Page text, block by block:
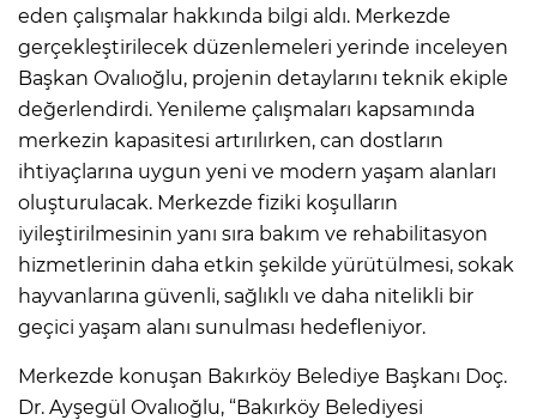
eden çalışmalar hakkında bilgi aldı. Merkezde
gerçekleştirilecek düzenlemeleri yerinde inceleyen
Başkan Ovalıoğlu, projenin detaylarını teknik ekiple
değerlendirdi. Yenileme çalışmaları kapsamında
merkezin kapasitesi artırılırken, can dostların
ihtiyaçlarına uygun yeni ve modern yaşam alanları
oluşturulacak. Merkezde fiziki koşulların
iyileştirilmesinin yanı sıra bakım ve rehabilitasyon
hizmetlerinin daha etkin şekilde yürütülmesi, sokak
hayvanlarına güvenli, sağlıklı ve daha nitelikli bir
geçici yaşam alanı sunulması hedefleniyor.
Merkezde konuşan Bakırköy Belediye Başkanı Doç.
Dr. Ayşegül Ovalıoğlu, “Bakırköy Belediyesi